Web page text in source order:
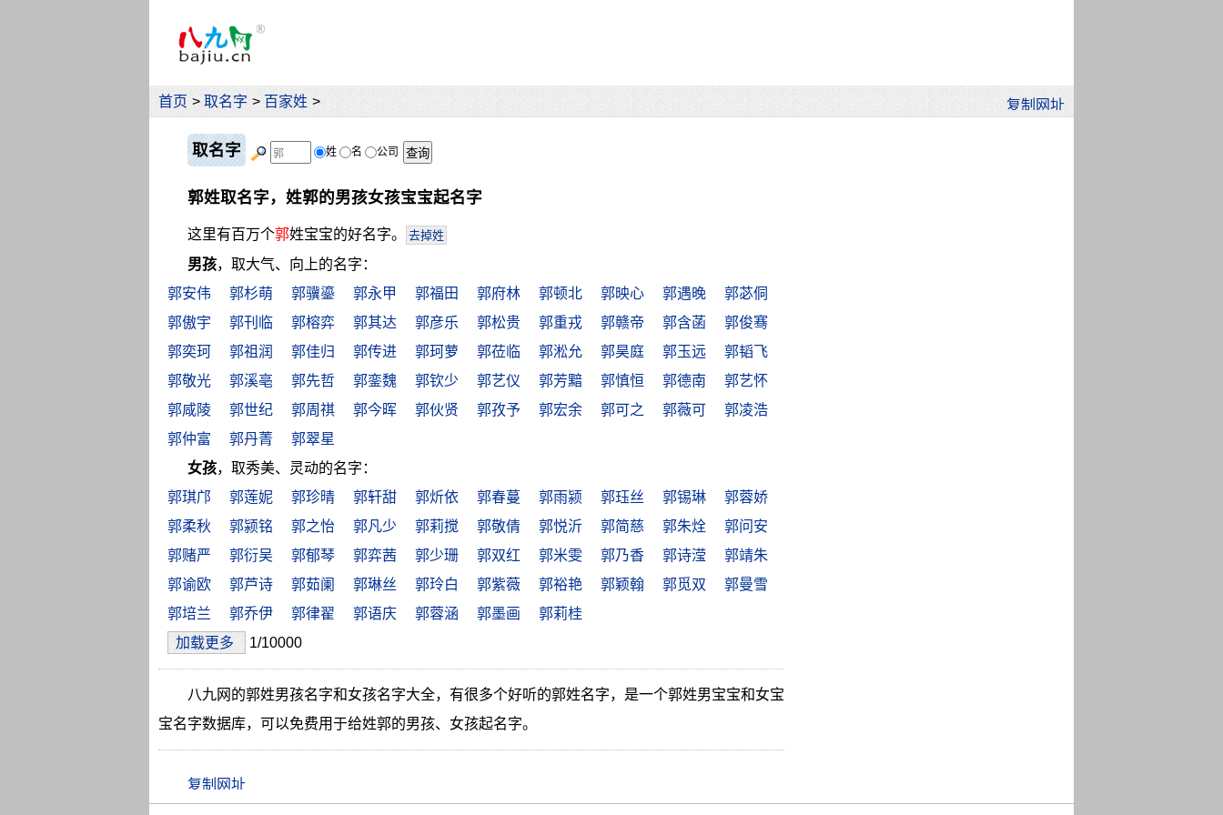
首页 > 取名字 > 百家姓 >
取名字 姓 名 公司
郭姓取名字，姓郭的男孩女孩宝宝起名字
这里有百万个郭姓宝宝的好名字。 去掉姓
男孩，取大气、向上的名字：
郭安伟
郭杉萌 郭骥鎏 郭永甲 郭福田 郭府林 郭顿北 郭映心 郭遇晚
郭苾侗
郭傲宇
郭刊临 郭榕弈 郭其达 郭彦乐 郭松贵 郭重戎 郭赣帝 郭含菡
郭俊骞
郭奕珂
郭祖润 郭佳归 郭传进 郭珂萝 郭莅临 郭淞允 郭昊庭 郭玉远
郭韬飞
郭敬光
郭溪亳 郭先哲 郭銮魏 郭钦少 郭艺仪 郭芳黯 郭慎恒 郭德南
郭艺怀
郭咸陵
郭世纪 郭周祺 郭今晖 郭伙贤 郭孜予 郭宏余 郭可之 郭薇可
郭凌浩
郭仲富
郭丹菁
郭翠星
女孩，取秀美、灵动的名字：
郭琪邝
郭莲妮 郭珍晴 郭轩甜 郭炘依 郭春蔓 郭雨颍 郭珏丝 郭锡琳
郭蓉娇
郭柔秋
郭颍铭 郭之怡 郭凡少 郭莉搅 郭敬倩 郭悦沂 郭简慈 郭朱烇
郭问安
郭赌严
郭衍吴 郭郁琴 郭弈茜 郭少珊 郭双红 郭米雯 郭乃香 郭诗滢
郭靖朱
郭谕欧
郭芦诗 郭茹阑 郭琳丝 郭玲白 郭紫薇 郭裕艳 郭颖翰 郭觅双
郭曼雪
郭培兰
郭乔伊 郭律翟 郭语庆 郭蓉涵 郭墨画
郭莉桂
加载更多
1/10000
八九网的郭姓男孩名字和女孩名字大全，有很多个好听的郭姓名字，是一个郭姓男宝宝和女宝
宝名字数据库，可以免费用于给姓郭的男孩、女孩起名字。